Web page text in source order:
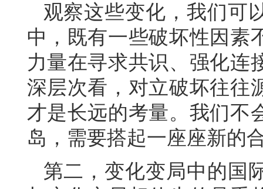
观察这些变化，我们可
中，既有一些破坏性因素
力量在寻求共识、强化连
深层次看，对立破坏往往
才是长远的考量。我们不
岛，需要搭起一座座新的
第二，变化变局中的国